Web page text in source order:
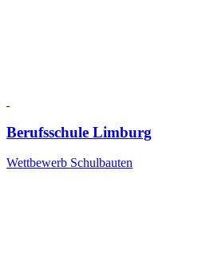
Berufsschule Limburg
Wettbewerb Schulbauten